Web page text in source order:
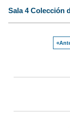
Sala 4 Colección